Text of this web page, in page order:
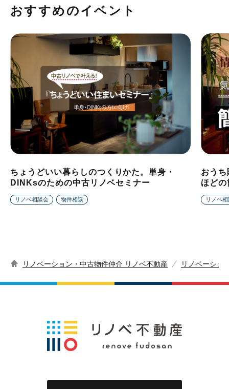
おすすめのイベント
ちょうどいい暮らしのつくりかた。単身・
DINKsのための中古リノベセミナー
リノベ相談会 物件相談
おう
ほど
リノベ
リノベーション・中古物件仲介 リノベ不動産 リノベーショ